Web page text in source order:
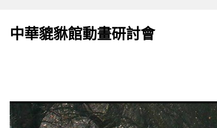
主
中華貔貅館動畫研討會